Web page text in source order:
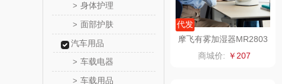
> 身体护理
> 面部护肤
汽车用品
> 车载电器
> 车载用品
尹谜
荣事达（品牌方）
代发
摩飞有雾加湿器MR2803
商城价: ￥207